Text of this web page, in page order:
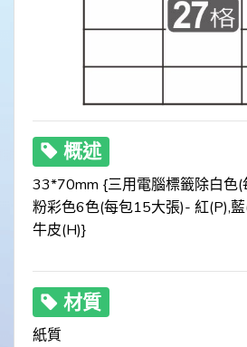
概述
33*70mm {三用電腦標籤除白色(
粉彩色6色(每包15大張)- 紅(P),藍
牛皮(H)}
材質
紙質